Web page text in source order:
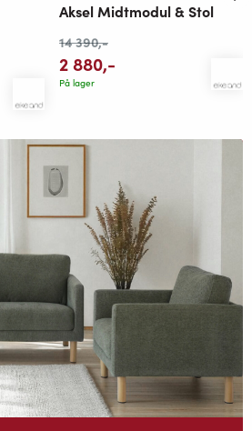
Aksel Midtmodul & Stol
14 390,-
2 880,-
På lager